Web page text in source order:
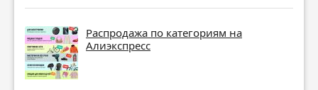
Распродажа по категориям на
Алиэкспресс